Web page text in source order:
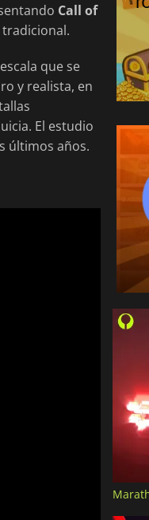
Call of
que se
y realista, en
El estudio
últimos años.